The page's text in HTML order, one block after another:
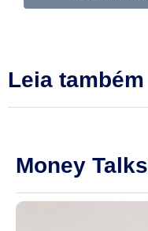
Leia também
Money Talks